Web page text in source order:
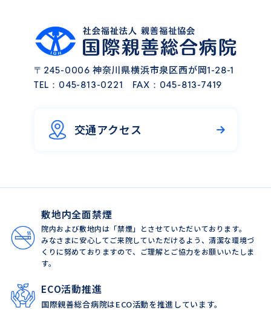
〒245-0006 神奈川県横浜市泉区西が岡1-28-1
TEL： 045-813-0221 FAX：045-813-7419
交通アクセス
敷地内全面禁煙
院内および敷地内は「禁煙」とさせていただいております。
みなさまに安心してご来院していただけるよう、清潔な環境づ
くりに努めておりますので、ご理解とご協力をお願いいたしま
す。
ECO活動推進
国際親善総合病院はECO活動を推進しています。